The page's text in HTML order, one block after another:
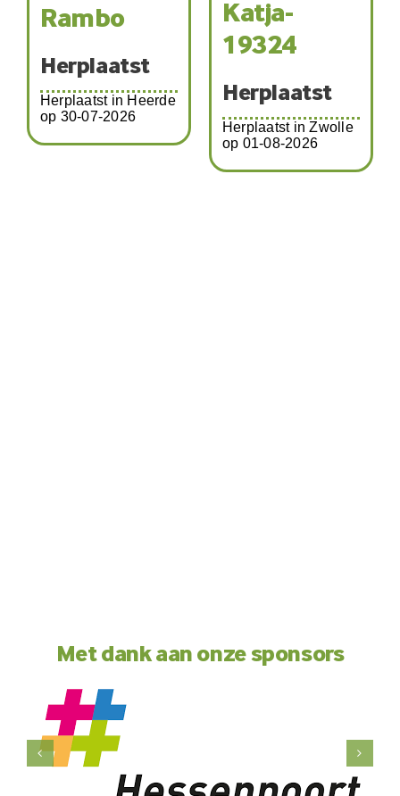
in Heerde
30-07-2026
Katja-
19324
Herplaatst
Herplaatst in Zwolle
op 01-08-2026
Met dank aan onze sponsors